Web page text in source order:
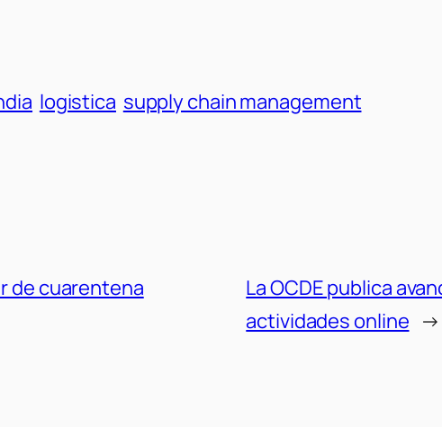
logistica supply chain management
de cuarentena
La OCDE publica
actividades online →